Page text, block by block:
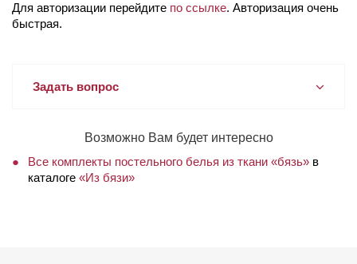
Для авторизации перейдите по ссылке. Авторизация очень
быстрая.
Задать вопрос
Возможно Вам будет интересно
Все комплекты постельного белья из ткани «бязь» в
каталоге «Из бязи»